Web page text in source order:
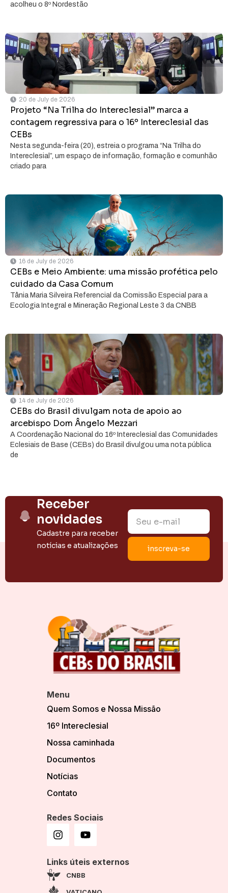
acolheu o 8º Nordestão
20 de July de 2026
Projeto “Na Trilha do Intereclesial” marca a
contagem regressiva para o 16º Intereclesial das
CEBs
Nesta segunda-feira (20), estreia o programa “Na Trilha do
Intereclesial”, um espaço de informação, formação e comunhão
criado para
16 de July de 2026
CEBs e Meio Ambiente: uma missão profética pelo
cuidado da Casa Comum
Tânia Maria Silveira Referencial da Comissão Especial para a
Ecologia Integral e Mineração Regional Leste 3 da CNBB
14 de July de 2026
CEBs do Brasil divulgam nota de apoio ao
arcebispo Dom Ângelo Mezzari
A Coordenação Nacional do 16º Intereclesial das Comunidades
Eclesiais de Base (CEBs) do Brasil divulgou uma nota pública
de
Receber
novidades
Cadastre para receber
notícias e atualizações
Menu
Quem Somos e Nossa Missão
16º Intereclesial
Nossa caminhada
Documentos
Notícias
Contato
Redes Sociais
Links úteis externos
CNBB